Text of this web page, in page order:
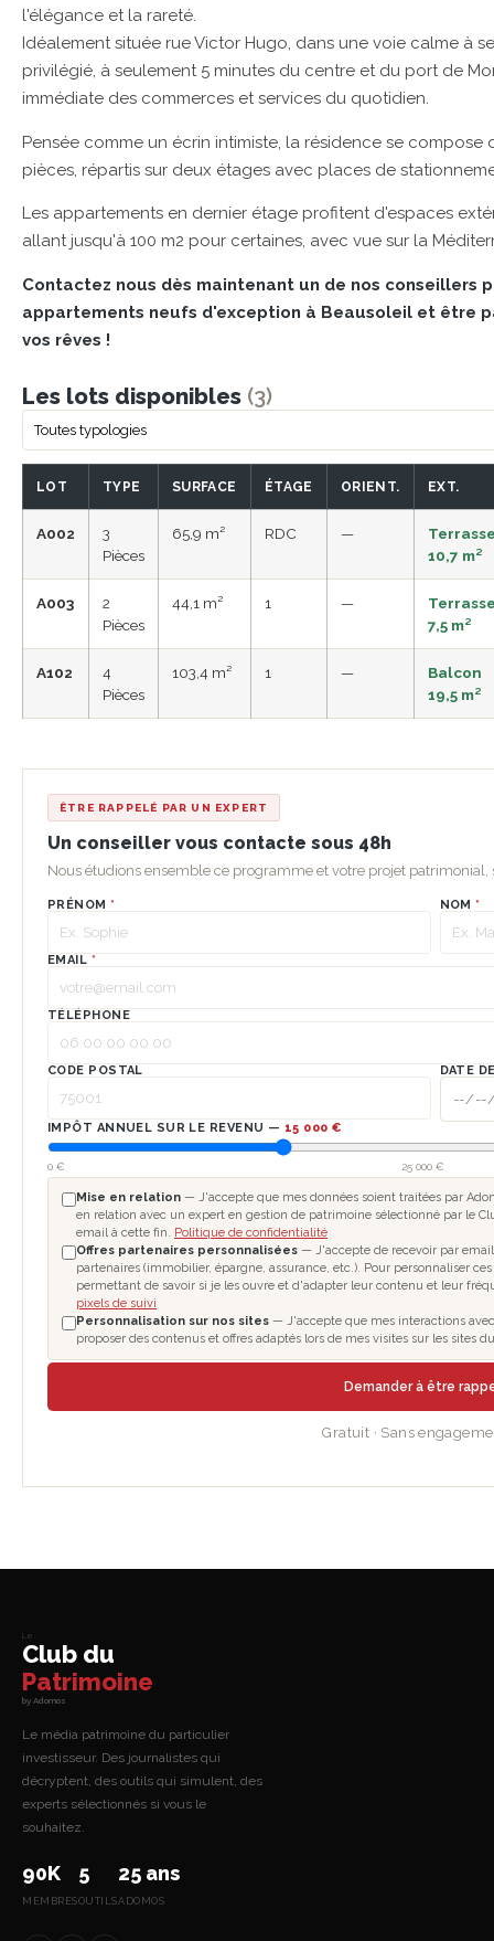
l'élégance et la rareté.
Idéalement située rue Victor Hugo, dans une voie calme à
privilégié, à seulement 5 minutes du centre et du port de
immédiate des commerces et services du quotidien.
Pensée comme un écrin intimiste, la résidence se compose
pièces, répartis sur deux étages avec places de
Les appartements en dernier étage profitent d'espaces
allant jusqu'à 100 m2 pour certaines, avec vue sur la
Contactez nous dès maintenant un de nos conseillers
appartements neufs d'exception à Beausoleil et être
vos rêves !
Les lots disponibles (3)
LOT TYPE SURFACE ÉTAGE ORIENT. EXT.
A002
3
Pièces
65,9 m² RDC —
10,7 m²
A003
2
Pièces
44,1 m² 1 —
7,5 m²
A102
4
Pièces
103,4 m² 1 —
Balcon
19,5 m²
ÊTRE RAPPELÉ PAR UN EXPERT
Un conseiller vous contacte sous 48h
Nous étudions ensemble ce programme et votre projet patrimonial,
PRÉNOM* NOM*
EMAIL *
TÉLÉPHONE
CODE POSTAL DATE
IMPÔT ANNUEL SUR LE REVENU — 15 000 €
0 € 25 000 €
Mise en relation — J'accepte que mes données soient traitées par
en relation avec un expert en gestion de patrimoine sélectionné par le
email à cette fin. Politique de confidentialité
Offres partenaires personnalisées — J'accepte de recevoir par email
partenaires (immobilier, épargne, assurance, etc.). Pour personnaliser
permettant de savoir si je les ouvre et d'adapter leur contenu et leur
pixels de suivi
Personnalisation sur nos sites — J'accepte que mes interactions
proposer des contenus et offres adaptés lors de mes visites sur les sites
Demander à être
Gratuit · Sans
Le
Club du
Patrimoine
by Adomos
Le média patrimoine du particulier
investisseur. Des journalistes qui
décryptent, des outils qui simulent, des
experts sélectionnés si vous le
souhaitez.
90K
MEMBRES
5
OUTILS
25 ans
ADOMOS